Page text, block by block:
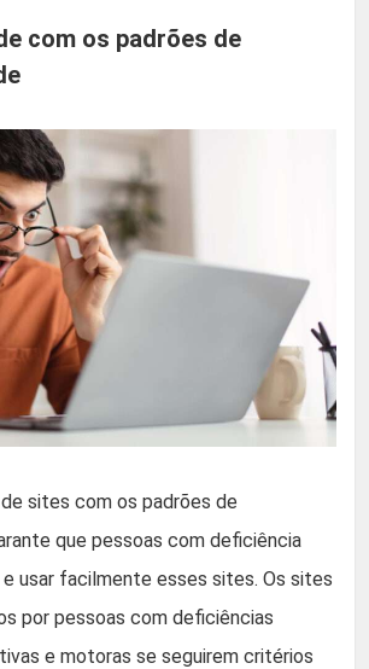
com os padrões de
sites com os padrões de
que pessoas com deficiência
usar facilmente esses sites. Os sites
por pessoas com deficiências
e motoras se seguirem critérios